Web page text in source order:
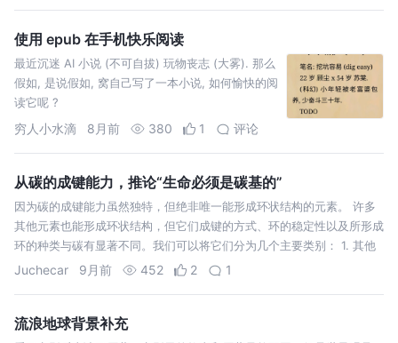
使用 epub 在手机快乐阅读
最近沉迷 AI 小说 (不可自拔) 玩物丧志 (大雾). 那么
假如, 是说假如, 窝自己写了一本小说, 如何愉快的阅
读它呢 ?
穷人小水滴 8月前 380 1 评论
从碳的成键能力，推论“生命必须是碳基的”
因为碳的成键能力虽然独特，但绝非唯一能形成环状结构的元素。 许多
其他元素也能形成环状结构，但它们成键的方式、环的稳定性以及所形成
环的种类与碳有显著不同。我们可以将它们分为几个主要类别： 1. 其他
主族
Juchecar 9月前 452 2 1
流浪地球背景补充